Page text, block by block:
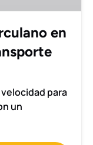
en
para
un